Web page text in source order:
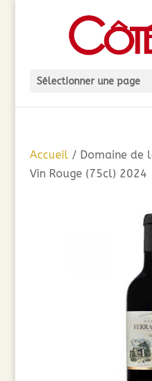
Sélectionner une page
Accueil/ Domaine de
Vin Rouge (75cl) 2024